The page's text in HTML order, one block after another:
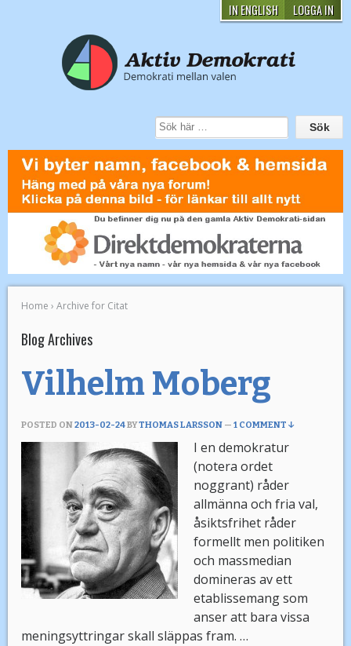
IN ENGLISH LOGGA IN
Home › Archive for Citat
Blog Archives
Vilhelm Moberg
POSTED ON2013-02-24BYTHOMAS LARSSON — 1 COMMENT ↓
I en demokratur
(notera ordet
noggrant) råder
allmänna och fria val,
åsiktsfrihet råder
formellt men politiken
och massmedian
domineras av ett
etablissemang som
anser att bara vissa
meningsyttringar skall släppas fram. …